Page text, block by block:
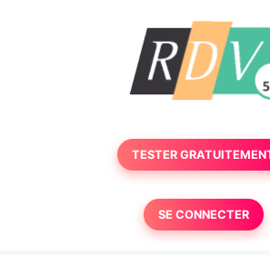
TESTER
SE CONNECTER